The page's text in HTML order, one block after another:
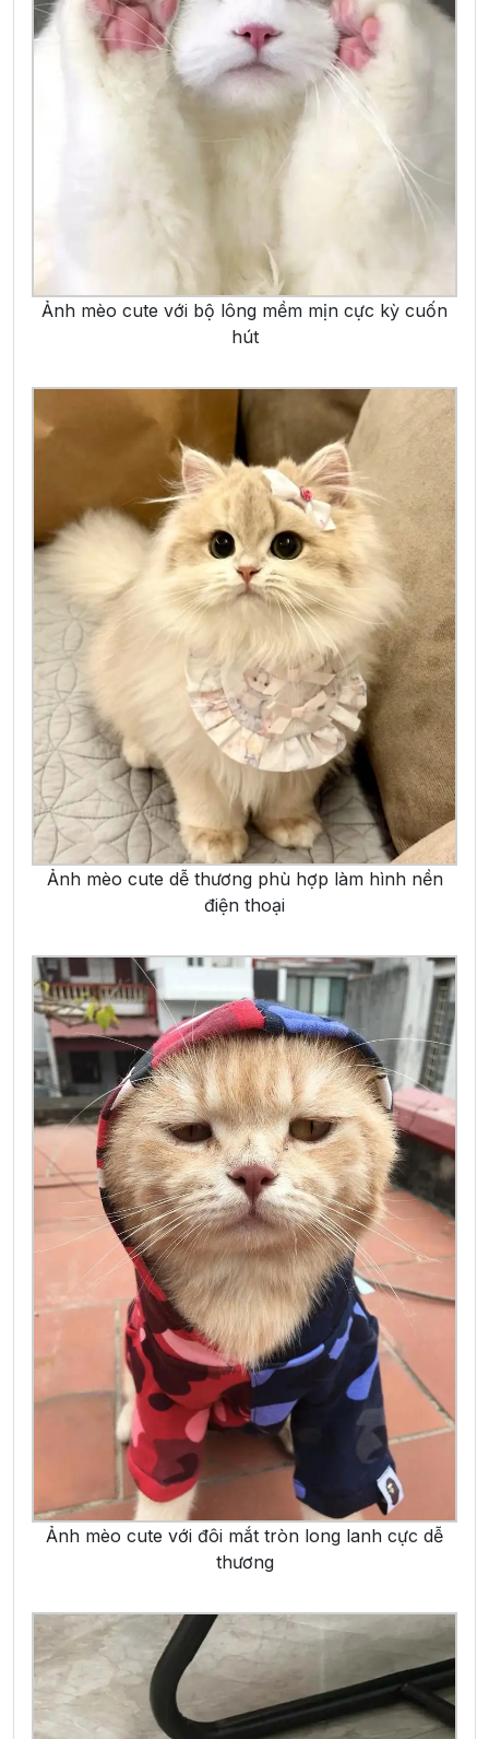
Ảnh mèo cute với bộ lông mềm mịn cực kỳ cuốn
hút
Ảnh mèo cute dễ thương phù hợp làm hình nền
điện thoại
Ảnh mèo cute với đôi mắt tròn long lanh cực dễ
thương